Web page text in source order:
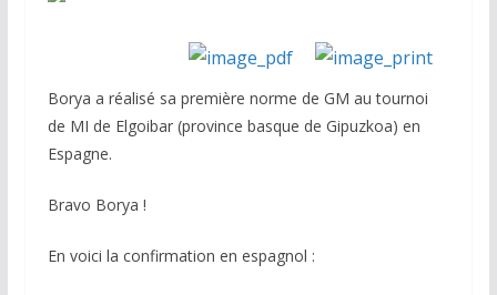
Borya a réalisé sa première norme de GM au tournoi
de MI de Elgoibar (province basque de Gipuzkoa) en
Espagne.
Bravo Borya !
En voici la confirmation en espagnol :